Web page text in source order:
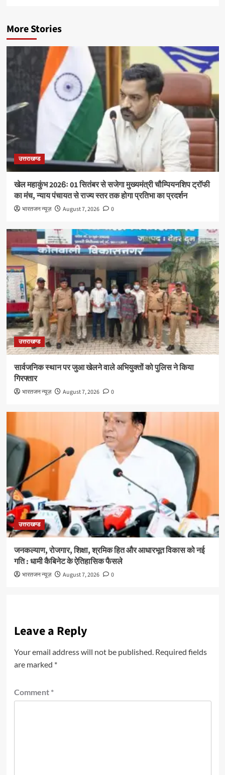
More Stories
उत्तराखण्ड
खेल महाकुंभ 2026ः 01 सितंबर से सजेगा मुख्यमंत्री चौम्पियनशिप ट्रॉफी
का मंच, न्याय पंचायत से राज्य स्तर तक होगा प्रतिभा का प्रदर्शन
भारतजन न्यूज़ August 7, 2026 0
उत्तराखण्ड
सार्वजनिक स्थान पर जुआ खेलने वाले अभियुक्तों को पुलिस ने किया
गिरफ्तार
भारतजन न्यूज़ August 7, 2026 0
उत्तराखण्ड
जनकल्याण, रोजगार, शिक्षा, श्रमिक हित और आधारभूत विकास को नई
गति : धामी कैबिनेट के ऐतिहासिक फैसले
भारतजन न्यूज़ August 7, 2026 0
Leave a Reply
Your email address will not be published. Required fields
are marked *
Comment *